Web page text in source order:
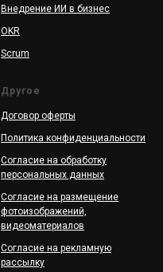
Внедрение ИИ в бизнес
OKR
Scrum
Другое
Договор оферты
Политика конфиденциальности
Согласие на обработку
персональных данных
Согласие на размещение
фотоизображений,
видеоматериалов
Согласие на рекламную
рассылку